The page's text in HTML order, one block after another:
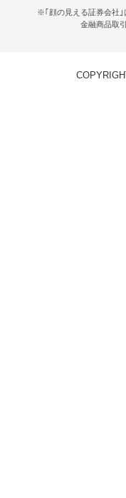
※｢顔の見える証券会社｣
金融商品取